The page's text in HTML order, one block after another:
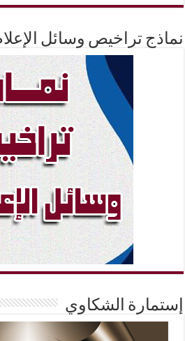
نماذج تراخيص وسائل
إستمارة الشكاوي